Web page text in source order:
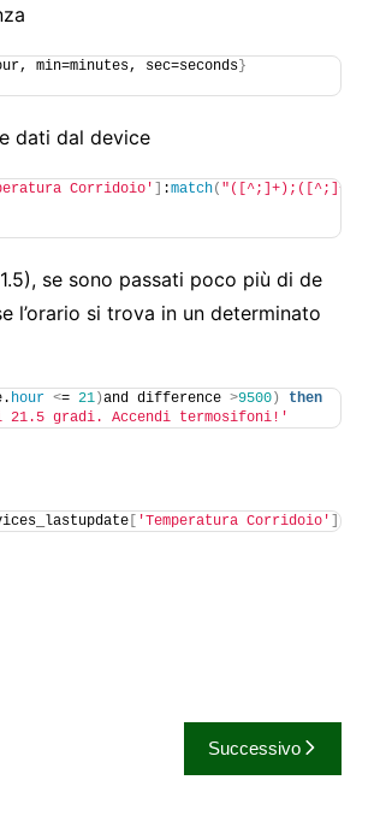
min=minutes, sec=seconds}
dati dal device
Corridoio' ] :match( "([^;]+);([^;]+)"
se sono passati poco più di de
l’orario si trova in un determinato
hour <= 21)and difference >9500)
then
21.5 gradi. Accendi termosifoni!'
[ 'Temperatura Corridoio' ])
Successivo